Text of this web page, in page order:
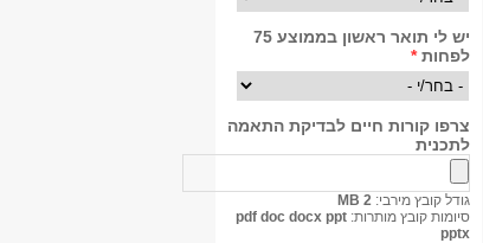
יש לי תואר ראשון בממוצע 75
לפחות*
צרפו קורות חיים לבדיקת התאמה
לתכנית
גודל קובץ מירבי: 2 MB
סיומות קובץ מותרות: pdf doc docx ppt
pptx